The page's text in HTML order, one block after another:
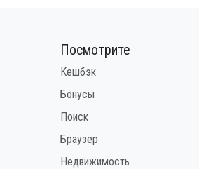
Посмотрите
Кешбэк
Бонусы
Поиск
Браузер
Недвижимость